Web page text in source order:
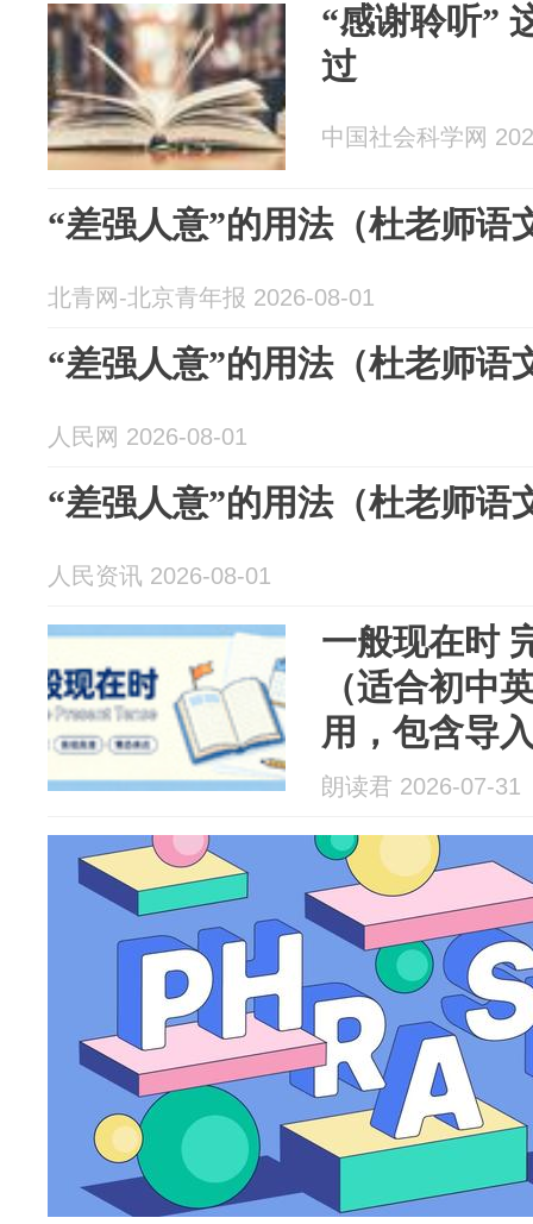
“感谢聆听”
过
中国社会科学网
“差强人意”的用法（杜老师语
北青网-北京青年报 2026-08-01
“差强人意”的用法（杜老师语
人民网 2026-08-01
“差强人意”的用法（杜老师语
人民资讯 2026-08-01
一般现在时
（适合初中
用，包含导
则→练习→
朗读君 2026-07-31